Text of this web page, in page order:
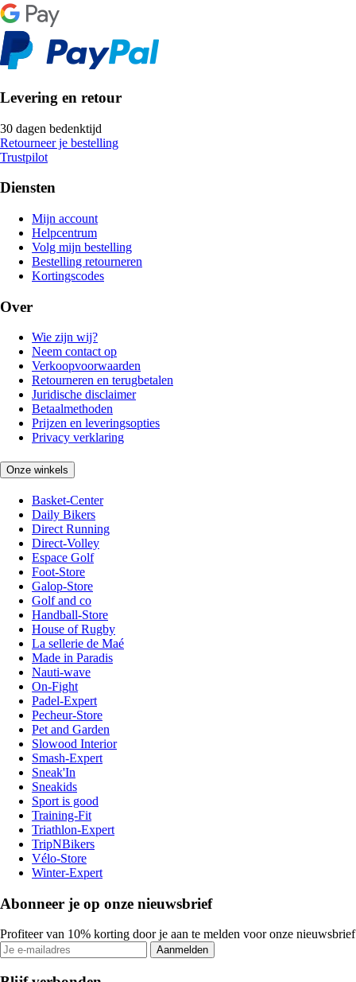
Levering en retour
30 dagen bedenktijd
Retourneer je bestelling
Trustpilot
Diensten
Mijn account
Helpcentrum
Volg mijn bestelling
Bestelling retourneren
Kortingscodes
Over
Wie zijn wij?
Neem contact op
Verkoopvoorwaarden
Retourneren en terugbetalen
Juridische disclaimer
Betaalmethoden
Prijzen en leveringsopties
Privacy verklaring
Onze winkels
Basket-Center
Daily Bikers
Direct Running
Direct-Volley
Espace Golf
Foot-Store
Galop-Store
Golf and co
Handball-Store
House of Rugby
La sellerie de Maé
Made in Paradis
Nauti-wave
On-Fight
Padel-Expert
Pecheur-Store
Pet and Garden
Slowood Interior
Smash-Expert
Sneak'In
Sneakids
Sport is good
Training-Fit
Triathlon-Expert
TripNBikers
Vélo-Store
Winter-Expert
Abonneer je op onze nieuwsbrief
Profiteer van 10% korting door je aan te melden voor onze nieuwsbrief
Aanmelden